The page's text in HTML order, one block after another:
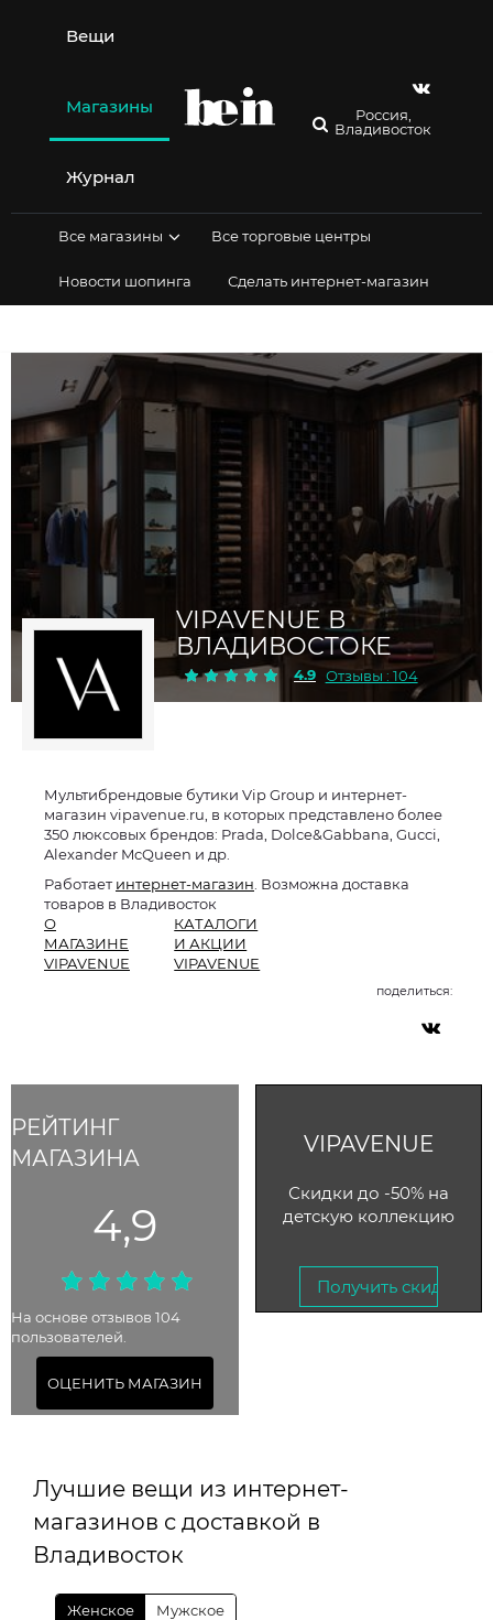
содержимому
Вещи
Магазины
Журнал
Россия,
Владивосток
Все магазины Все торговые центры
Новости шопинга Сделать интернет-магазин
VIPAVENUE В
ВЛАДИВОСТОКЕ
4.9 Отзывы : 104
РЕЙТИНГ
МАГАЗИНА
4,9
На основе отзывов 104
пользователей.
ОЦЕНИТЬ МАГАЗИН
Мультибрендовые бутики Vip Group и интернет-
магазин vipavenue.ru, в которых представлено более
350 люксовых брендов: Prada, Dolce&Gabbana, Gucci,
Alexander McQueen и др.
Работаетинтернет-магазин . Возможна доставка
товаров в Владивосток
О
МАГАЗИНЕ
VIPAVENUE
КАТАЛОГИ
И АКЦИИ
VIPAVENUE
поделиться:
VIPAVENUE
Скидки до -50% на
детскую коллекцию
Получить скидку →
Лучшие вещи из интернет-
магазинов с доставкой в
Владивосток
Женское Мужское